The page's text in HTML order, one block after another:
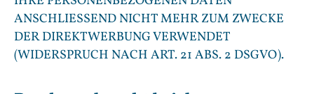
ANSCHLIESSEND NICHT MEHR ZUM ZWECKE
DER DIREKTWERBUNG VERWENDET
(WIDERSPRUCH NACH ART. 21 ABS. 2 DSGVO).